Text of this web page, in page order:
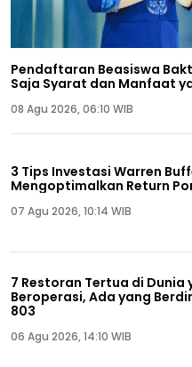
Pendaftaran Beasiswa
Saja Syarat dan Manfaat
08 Agu 2026, 06:10 WIB
3 Tips Investasi Warren
Mengoptimalkan Return
07 Agu 2026, 10:14 WIB
7 Restoran Tertua di Dunia
Beroperasi, Ada yang
803
06 Agu 2026, 14:10 WIB